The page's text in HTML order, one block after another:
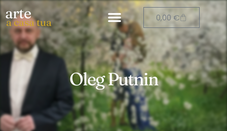
arte
a casa tua 0,00€
Oleg Putnin